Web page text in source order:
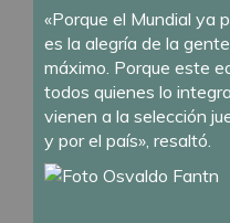
«Porque el Mundial ya
es la alegría de la
máximo. Porque este
todos quienes lo
vienen a la selección
y por el país», resaltó.